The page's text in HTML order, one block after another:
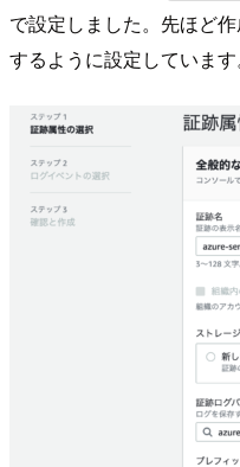
で設定しました。先ほど
するように設定しています